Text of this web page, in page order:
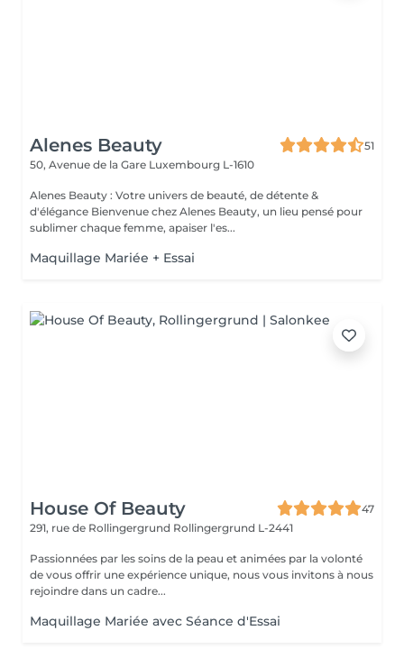
Alenes Beauty
51
50, Avenue de la Gare Luxembourg L-1610
Alenes Beauty : Votre univers de beauté, de détente &
d'élégance Bienvenue chez Alenes Beauty, un lieu pensé pour
sublimer chaque femme, apaiser l'es...
Maquillage Mariée + Essai
House Of Beauty
47
291, rue de Rollingergrund Rollingergrund L-2441
Passionnées par les soins de la peau et animées par la volonté
de vous offrir une expérience unique, nous vous invitons à nous
rejoindre dans un cadre...
Maquillage Mariée avec Séance d'Essai